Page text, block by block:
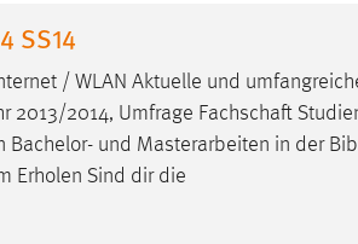
SS14
/ WLAN Aktuelle und
2013/2014, Umfrage Fachschaft
Bachelor- und Masterarbeiten in der
Erholen Sind dir die